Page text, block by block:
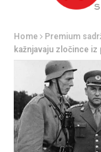
Home Premium
kažnjavaju zločince